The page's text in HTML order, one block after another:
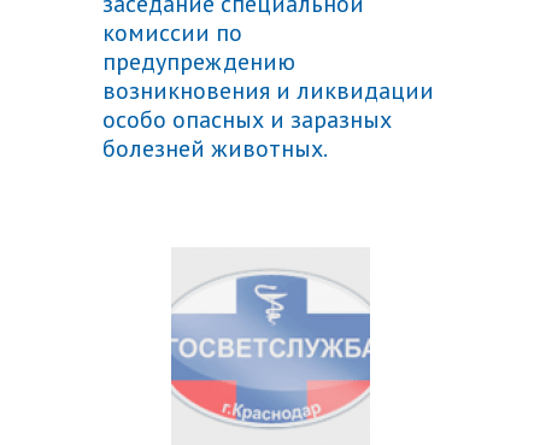
комиссии по
предупреждению
возникновения и ликвидации
особо опасных и заразных
болезней животных.